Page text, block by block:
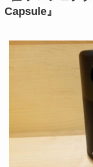
Capsule』